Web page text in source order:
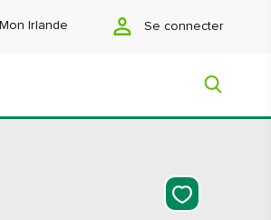
Mon Irlande Se connecter